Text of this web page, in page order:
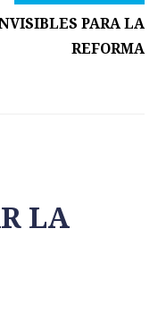
PARA LA
REFORMA
LA